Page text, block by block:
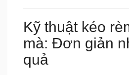
Kỹ thuật kéo
mà: Đơn giản
quả